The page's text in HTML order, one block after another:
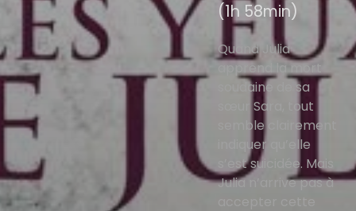
(1h 58min)
Quand Julia
apprend la mort
soudaine de sa
sœur Sara, tout
semble clairement
indiquer qu’elle
s’est suicidée. Mais
Julia n’arrive pas à